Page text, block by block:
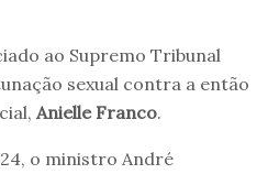
ao Supremo Tribunal
sexual contra a então
Anielle Franco.
o ministro André